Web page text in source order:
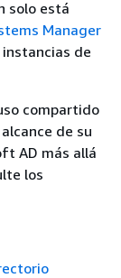
solo está
Manager
instancias de
compartido
de su
AD más allá
los